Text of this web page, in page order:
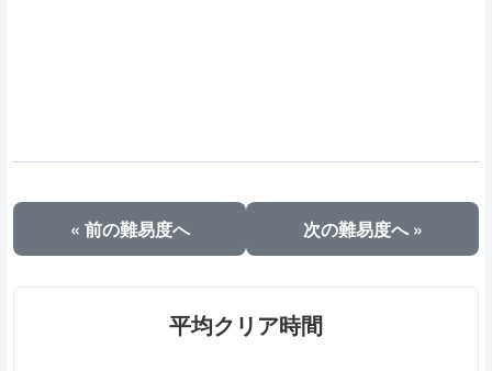
« 前の難易度へ 次の難易度へ »
平均クリア時間